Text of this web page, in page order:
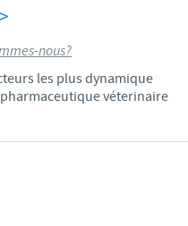
nous?
les plus dynamique
véterinaire